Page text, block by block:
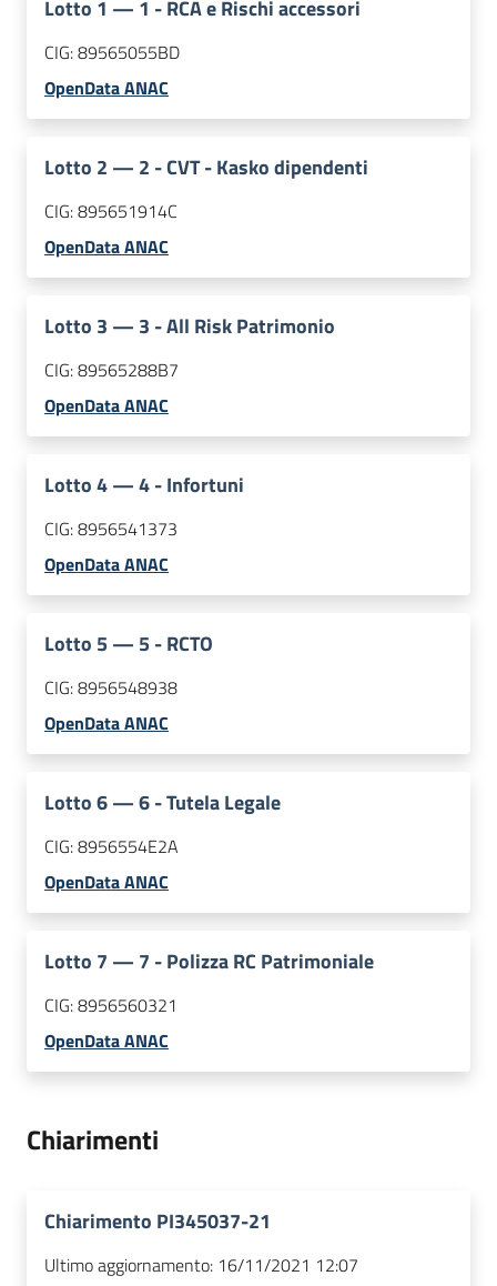
Lotto 1 — 1 - RCA e Rischi accessori
CIG:89565055BD
OpenData ANAC
Lotto 2 — 2 - CVT - Kasko dipendenti
CIG:895651914C
OpenData ANAC
Lotto 3 — 3 - All Risk Patrimonio
CIG:89565288B7
OpenData ANAC
Lotto4—4 - Infortuni
CIG:8956541373
OpenData ANAC
Lotto 5— 5 - RCTO
CIG:8956548938
OpenData ANAC
Lotto6—6 - Tutela Legale
CIG:8956554E2A
OpenData ANAC
Lotto 7 — 7 - Polizza RC Patrimoniale
CIG:8956560321
OpenData ANAC
Chiarimenti
Chiarimento PI345037-21
Ultimo aggiornamento: 16/11/2021 12:07